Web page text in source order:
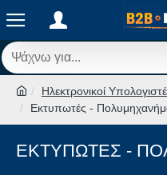
Ηλεκτρονικοί
Εκτυπωτές -
ΕΚΤΥΠΩΤΈΣ -